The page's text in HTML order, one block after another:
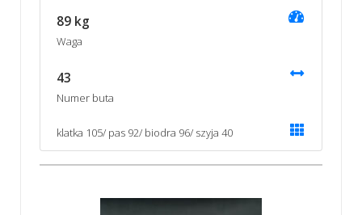
89 kg
Waga
43
Numer buta
klatka 105/ pas 92/ biodra 96/ szyja 40